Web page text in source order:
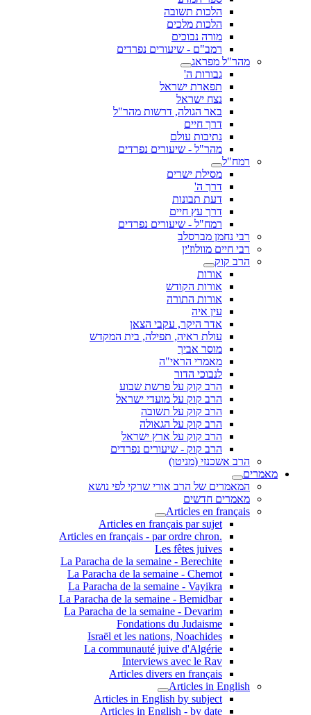
הלכות תשובה
הלכות מלכים
מורה נבוכים
רמב"ם - שיעורים נפרדים
מהר"ל מפראג
גבורות ה'
תפארת ישראל
נצח ישראל
באר הגולה, דרשות מהר"ל
דרך חיים
נתיבות עולם
מהר"ל - שיעורים נפרדים
רמח"ל
מסילת ישרים
דרך ה'
דעת תבונות
דרך עץ חיים
רמח"ל - שיעורים נפרדים
רבי נחמן מברסלב
רבי חיים מוולוז'ין
הרב קוק
אורות
אורות הקודש
אורות התורה
עין איה
אדר היקר, עקבי הצאן
עולת ראיה, תפילה, בית המקדש
מוסר אביך
מאמרי הראי"ה
לנבוכי הדור
הרב קוק על פרשת שבוע
הרב קוק על מועדי ישראל
הרב קוק על תשובה
הרב קוק על הגאולה
הרב קוק על ארץ ישראל
הרב קוק - שיעורים נפרדים
הרב אשכנזי (מניטו)
מאמרים
המאמרים של הרב אורי שרקי לפי נושא
מאמרים חדשים
Articles en français
Articles en français par sujet
.Articles en français - par ordre chron
Les fêtes juives
La Paracha de la semaine - Berechite
La Paracha de la semaine - Chemot
La Paracha de la semaine - Vayikra
La Paracha de la semaine - Bemidbar
La Paracha de la semaine - Devarim
Fondations du Judaisme
Israël et les nations, Noachides
La communauté juive d'Algérie
Interviews avec le Rav
Articles divers en français
Articles in English
Articles in English by subject
Articles in English - by date